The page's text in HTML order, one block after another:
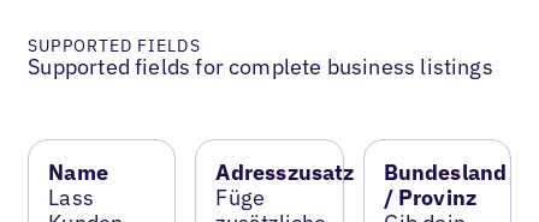
SUPPORTED FIELDS
Supported fields for complete business listings
Name
Lass
Adresszusatz
Füge
Bundesland
/ Provinz